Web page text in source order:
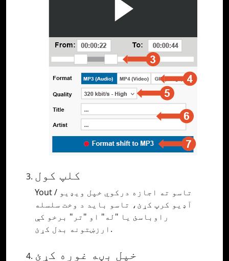
کلپ کول
Yout تاسو ته اجازه درکوي خپل ویډیو /
آډیو کرپ کړئ، تاسو باید د وخت سلسله
راوباسئ یا "له" او "تر" برخو کې
ارزښتونه بدل کړئ.
خپل بڼه غوره کړئ